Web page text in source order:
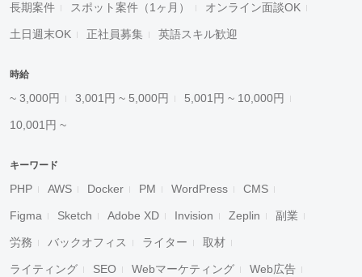
長期案件 スポット案件（1ヶ月） オンライン面談OK
土日週末OK 正社員募集 英語スキル歓迎
時給
~ 3,000円 3,001円 ~ 5,000円 5,001円 ~ 10,000円
10,001円 ~
キーワード
PHP AWS Docker PM WordPress CMS
Figma Sketch Adobe XD Invision Zeplin 副業
労務 バックオフィス ライター 取材
ライティング SEO Webマーケティング Web広告